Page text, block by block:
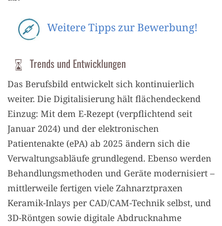
Weitere Tipps zur Bewerbung!
Trends und Entwicklungen
Das Berufsbild entwickelt sich kontinuierlich
weiter. Die Digitalisierung hält flächendeckend
Einzug: Mit dem E-Rezept (verpflichtend seit
Januar 2024) und der elektronischen
Patientenakte (ePA) ab 2025 ändern sich die
Verwaltungsabläufe grundlegend. Ebenso werden
Behandlungsmethoden und Geräte modernisiert –
mittlerweile fertigen viele Zahnarztpraxen
Keramik-Inlays per CAD/CAM-Technik selbst, und
3D-Röntgen sowie digitale Abdrucknahme